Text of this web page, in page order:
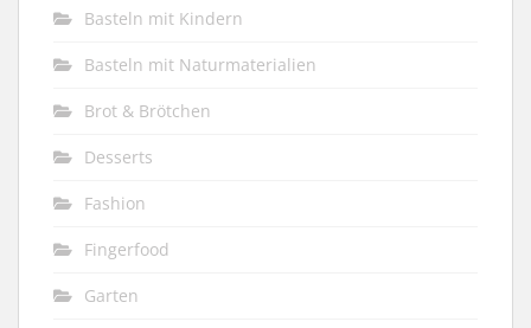
Basteln mit Kindern
Basteln mit Naturmaterialien
Brot & Brötchen
Desserts
Fashion
Fingerfood
Garten